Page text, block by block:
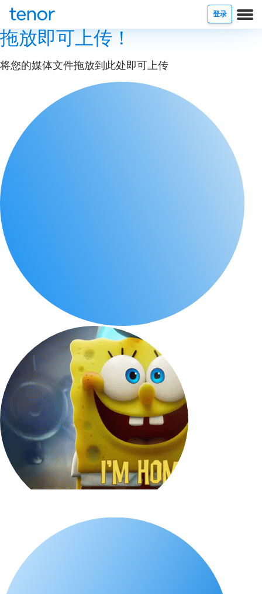
登录
拖放即可上传！
将您的媒体文件拖放到此处即可上传